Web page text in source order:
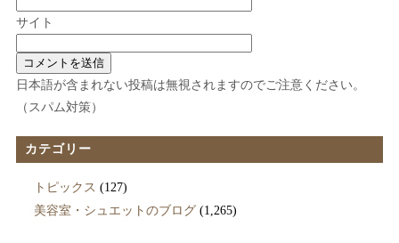
サイト
日本語が含まれない投稿は無視されますのでご注意ください。
（スパム対策）
カテゴリー
トピックス (127)
美容室・シュエットのブログ(1,265)